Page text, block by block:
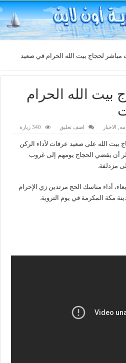
مباشر لحجاج بيت الله الحرام في صعيد
الله الحرام
الاخبار اضف تعليق 340 زيارة
بيت الله على صعيد عرفات لأداء الركن
أن يقضي الحجاج يومهم إلى غروب
مزدلفة.
أداء مناسك الحج مرتدين زي الإحرام
مكة المكرمة في يوم التروية.